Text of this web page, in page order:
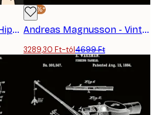
Andreas Magnusson - Hipnotikus Dalmata Kutya Poszter
-30%*
Andreas Magnusson - Vintage Szabadalmi Ábra Poszter
3289,30 Ft-tól4699 Ft